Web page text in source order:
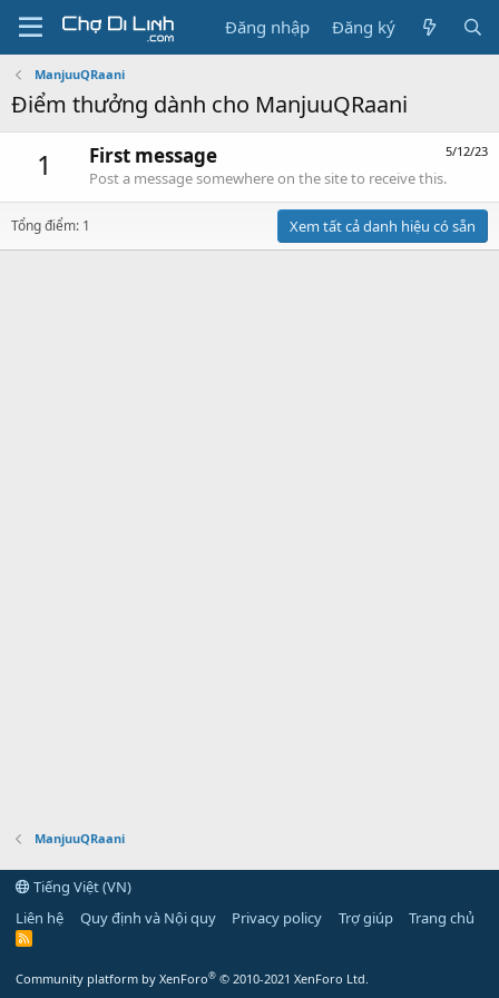
Đăng nhập Đăng ký
ManjuuQRaani
Điểm thưởng dành cho ManjuuQRaani
1 5/12/23
First message
Post a message somewhere on the site to receive this.
Tổng điểm: 1 Xem tất cả danh hiệu có sẵn
ManjuuQRaani
Tiếng Việt (VN)
Liên hệ
Quy định và Nội quy Privacy policy Trợ giúp Trang chủ
R
Community platform by XenForo® © 2010-2021 XenForo Ltd.